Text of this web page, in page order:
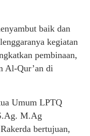
baik dan
kegiatan
pembinaan,
Al-Qur’an di
Umum LPTQ
M.Ag
bertujuan,